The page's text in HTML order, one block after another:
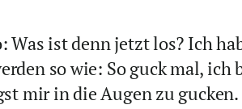
Was ist denn jetzt los? Ich
so wie: So guck mal,
mir in die Augen zu gucken.